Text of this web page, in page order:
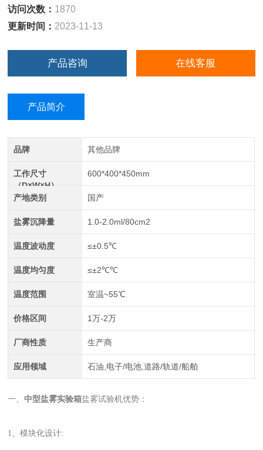
访问次数： 1870
更新时间： 2023-11-13
产品咨询 在线客服
产品简介
品牌 其他品牌
工作尺寸
（D×W×H）
600*400*450mm
产地类别 国产
盐雾沉降量 1.0-2.0ml/80cm2
温度波动度 ≤±0.5℃
温度均匀度 ≤±2℃℃
温度范围 室温~55℃
价格区间 1万-2万
厂商性质 生产商
应用领域 石油,电子/电池,道路/轨道/船舶
一、中型盐雾实验箱盐雾试验机优势：
1、模块化设计: